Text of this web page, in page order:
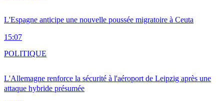
L'Espagne anticipe une nouvelle poussée migratoire à Ceuta
15:07
L'Allemagne renforce la sécurité à l'aéroport de Leipzig après une
attaque hybride présumée
POLITIQUE